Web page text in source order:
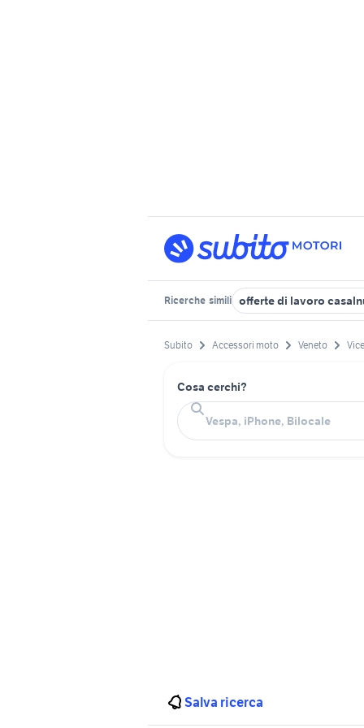
Ricerche simili offerte di lavoro
Subito Accessori moto Veneto
Cosa cerchi?
Salva ricerca